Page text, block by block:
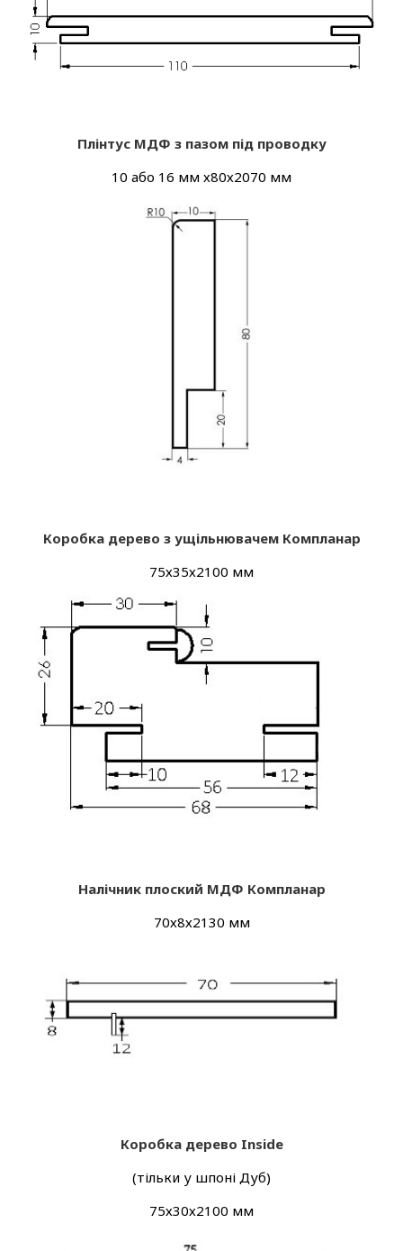
Плінтус МДФ з пазом під проводку
10 або 16 мм х80х2070 мм
Коробка дерево з ущільнювачем Компланар
75х35х2100 мм
Налічник плоский МДФ Компланар
70х8х2130 мм
Коробка дерево Inside
(тільки у шпоні Дуб)
75х30х2100 мм